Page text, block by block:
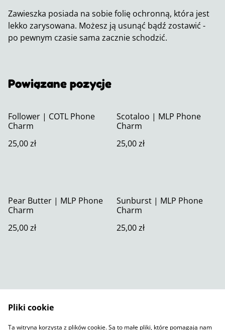
Zawieszka posiada na sobie folię ochronną, która jest
lekko zarysowana. Możesz ją usunąć bądź zostawić -
po pewnym czasie sama zacznie schodzić.
Powiązane pozycje
Follower | COTL Phone
Charm
25,00 zł
Scotaloo | MLP Phone
Charm
25,00 zł
Pear Butter | MLP Phone
Charm
25,00 zł
Sunburst | MLP Phone
Charm
25,00 zł
Pliki cookie
Ta witryna korzysta z plików cookie. Są to małe pliki, które pomagają nam